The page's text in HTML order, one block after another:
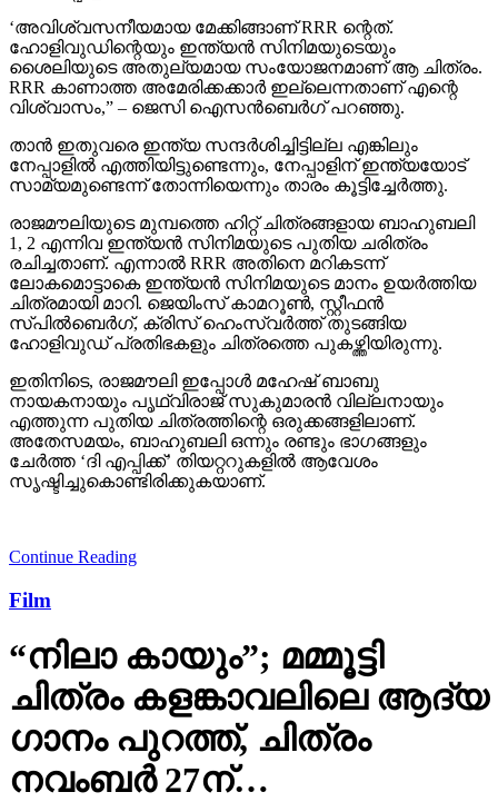
‘അവിശ്വസനീയമായ മേക്കിങ്ങാണ് RRR ന്റെത്.
ഹോളിവുഡിന്റെയും ഇന്ത്യന്‍ സിനിമയുടെയും
ശൈലിയുടെ അതുല്യമായ സംയോജനമാണ് ആ ചിത്രം.
RRR കാണാത്ത അമേരിക്കക്കാര്‍ ഇല്ലെന്നതാണ് എന്റെ
വിശ്വാസം,” – ജെസി ഐസന്‍ബെര്‍ഗ് പറഞ്ഞു.
താന്‍ ഇതുവരെ ഇന്ത്യ സന്ദര്‍ശിച്ചിട്ടില്ല എങ്കിലും
നേപ്പാളില്‍ എത്തിയിട്ടുണ്ടെന്നും, നേപ്പാളിന് ഇന്ത്യയോട്
സാമ്യമുണ്ടെന്ന് തോന്നിയെന്നും താരം കൂട്ടിച്ചേര്‍ത്തു.
രാജമൗലിയുടെ മുമ്പത്തെ ഹിറ്റ് ചിത്രങ്ങളായ ബാഹുബലി
1, 2 എന്നിവ ഇന്ത്യന്‍ സിനിമയുടെ പുതിയ ചരിത്രം
രചിച്ചതാണ്. എന്നാല്‍ RRR അതിനെ മറികടന്ന്
ലോകമൊട്ടാകെ ഇന്ത്യന്‍ സിനിമയുടെ മാനം ഉയര്‍ത്തിയ
ചിത്രമായി മാറി. ജെയിംസ് കാമറൂണ്‍, സ്റ്റീഫന്‍
സ്പില്‍ബെര്‍ഗ്, ക്രിസ് ഹെംസ്വര്‍ത്ത് തുടങ്ങിയ
ഹോളിവുഡ് പ്രതിഭകളും ചിത്രത്തെ പുകഴ്ത്തിയിരുന്നു.
ഇതിനിടെ, രാജമൗലി ഇപ്പോള്‍ മഹേഷ് ബാബു
നായകനായും പൃഥ്വിരാജ് സുകുമാരന്‍ വില്ലനായും
എത്തുന്ന പുതിയ ചിത്രത്തിന്റെ ഒരുക്കങ്ങളിലാണ്.
അതേസമയം, ബാഹുബലി ഒന്നും രണ്ടും ഭാഗങ്ങളും
ചേര്‍ത്ത ‘ദി എപ്പിക്ക്’ തിയറ്ററുകളില്‍ ആവേശം
സൃഷ്ടിച്ചുകൊണ്ടിരിക്കുകയാണ്.
Continue Reading
Film
“നിലാ കായും”; മമ്മൂട്ടി
ചിത്രം കളങ്കാവലിലെ ആദ്യ
ഗാനം പുറത്ത്, ചിത്രം
നവംബർ 27ന്…